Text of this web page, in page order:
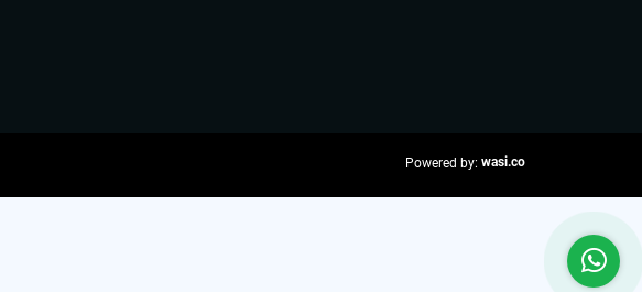
Powered by: wasi.co